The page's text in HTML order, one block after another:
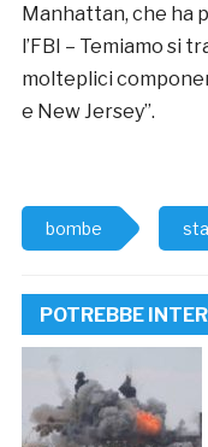
Manhattan, che ha
l’FBI – Temiamo si
molteplici
e New Jersey”.
bombe
POTREBBE